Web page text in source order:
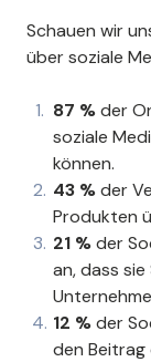
Schauen wir
über soziale
87 %der
soziale
können.
43 %der
Produkten
21 %der
an, dass
12 %der
den Beitrag